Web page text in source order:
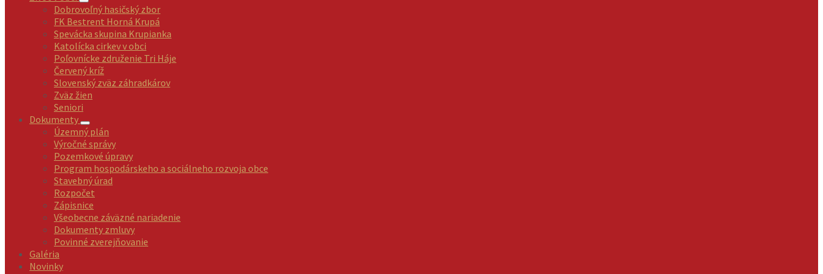
Dobrovoľný hasičský zbor
FK Bestrent Horná Krupá
Spevácka skupina Krupianka
Katolícka cirkev v obci
Poľovnícke združenie Tri Háje
Červený kríž
Slovenský zväz záhradkárov
Zväz žien
Seniori
Dokumenty
Územný plán
Výročné správy
Pozemkové úpravy
Program hospodárskeho a sociálneho rozvoja obce
Stavebný úrad
Rozpočet
Zápisnice
Všeobecne záväzné nariadenie
Dokumenty zmluvy
Povinné zverejňovanie
Galéria
Novinky